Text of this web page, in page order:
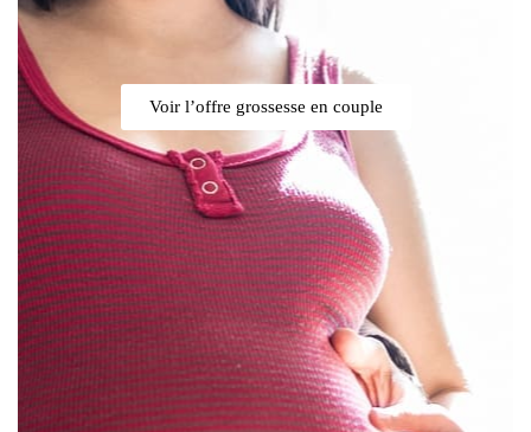
Voir l’offre grossesse en couple